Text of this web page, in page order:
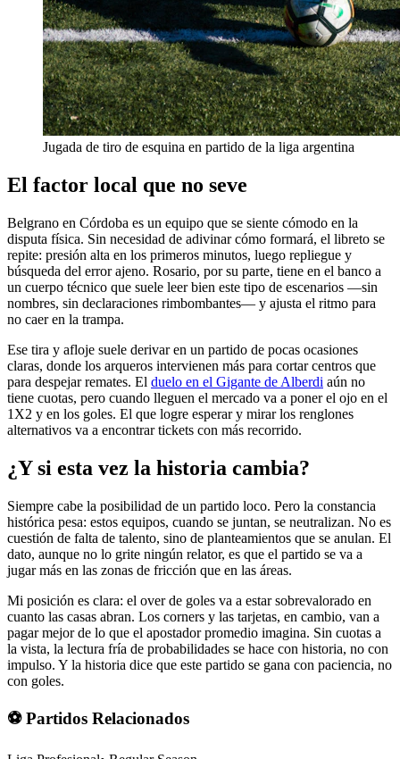
Jugada de tiro de esquina en partido de la liga argentina
El factor local que no seve
Belgrano en Córdoba es un equipo que se siente cómodo en la
disputa física. Sin necesidad de adivinar cómo formará, el libreto se
repite: presión alta en los primeros minutos, luego repliegue y
búsqueda del error ajeno. Rosario, por su parte, tiene en el banco a
un cuerpo técnico que suele leer bien este tipo de escenarios —sin
nombres, sin declaraciones rimbombantes— y ajusta el ritmo para
no caer en la trampa.
Ese tira y afloje suele derivar en un partido de pocas ocasiones
claras, donde los arqueros intervienen más para cortar centros que
para despejar remates. El duelo en el Gigante de Alberdi aún no
tiene cuotas, pero cuando lleguen el mercado va a poner el ojo en el
1X2 y en los goles. El que logre esperar y mirar los renglones
alternativos va a encontrar tickets con más recorrido.
¿Y si esta vez la historia cambia?
Siempre cabe la posibilidad de un partido loco. Pero la constancia
histórica pesa: estos equipos, cuando se juntan, se neutralizan. No es
cuestión de falta de talento, sino de planteamientos que se anulan. El
dato, aunque no lo grite ningún relator, es que el partido se va a
jugar más en las zonas de fricción que en las áreas.
Mi posición es clara: el over de goles va a estar sobrevalorado en
cuanto las casas abran. Los corners y las tarjetas, en cambio, van a
pagar mejor de lo que el apostador promedio imagina. Sin cuotas a
la vista, la lectura fría de probabilidades se hace con historia, no con
impulso. Y la historia dice que este partido se gana con paciencia, no
con goles.
⚽ Partidos Relacionados